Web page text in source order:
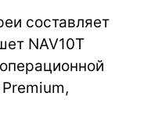
составляет
NAV10T